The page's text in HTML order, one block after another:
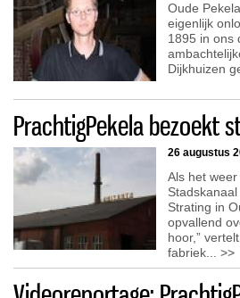
Oude
eigenlijk
1895 in ons
Dijkhuizen
PrachtigPekela bezoekt
26 augustus
Als het
Strating in
opvallend
hoor,”
fabriek... >>